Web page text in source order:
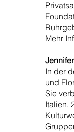
Mehr
In der
und
Sie
Italien.